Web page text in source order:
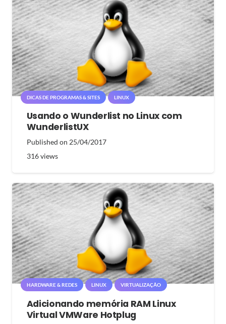
DICAS DE PROGRAMAS & SITES LINUX
Usando o Wunderlist no Linux com
WunderlistUX
Published on 25/04/2017
316views
HARDWARE & REDES LINUX VIRTUALIZAÇÃO
Adicionando memória RAM Linux
Virtual VMWare Hotplug